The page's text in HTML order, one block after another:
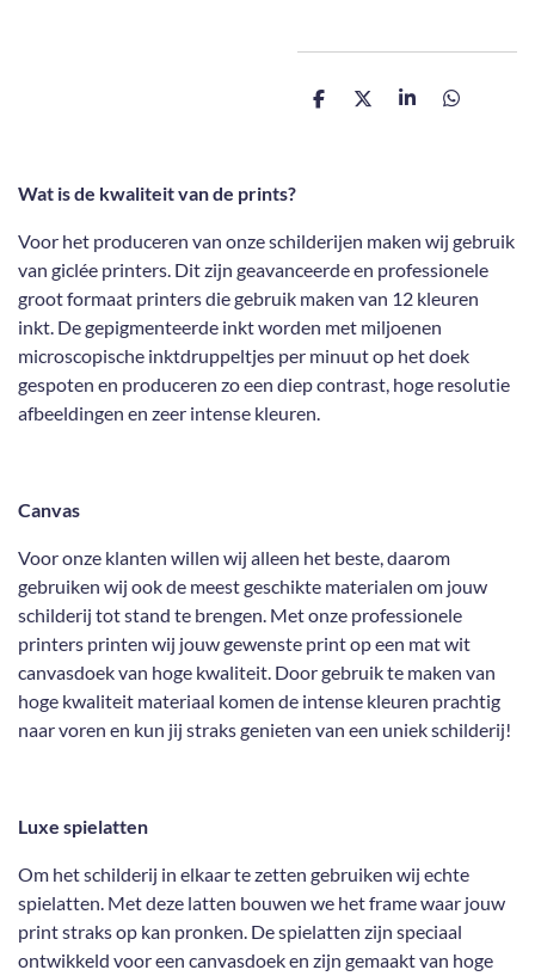
D
D
S
D
Wat is de kwaliteit van de prints?
Voor het produceren van onze schilderijen maken wij gebruik
van giclée printers. Dit zijn geavanceerde en professionele
groot formaat printers die gebruik maken van 12 kleuren
inkt. De gepigmenteerde inkt worden met miljoenen
microscopische inktdruppeltjes per minuut op het doek
gespoten en produceren zo een diep contrast, hoge resolutie
afbeeldingen en zeer intense kleuren.
Canvas
Voor onze klanten willen wij alleen het beste, daarom
gebruiken wij ook de meest geschikte materialen om jouw
schilderij tot stand te brengen. Met onze professionele
printers printen wij jouw gewenste print op een mat wit
canvasdoek van hoge kwaliteit. Door gebruik te maken van
hoge kwaliteit materiaal komen de intense kleuren prachtig
naar voren en kun jij straks genieten van een uniek schilderij!
Luxe spielatten
Om het schilderij in elkaar te zetten gebruiken wij echte
spielatten. Met deze latten bouwen we het frame waar jouw
print straks op kan pronken. De spielatten zijn speciaal
ontwikkeld voor een canvasdoek en zijn gemaakt van hoge